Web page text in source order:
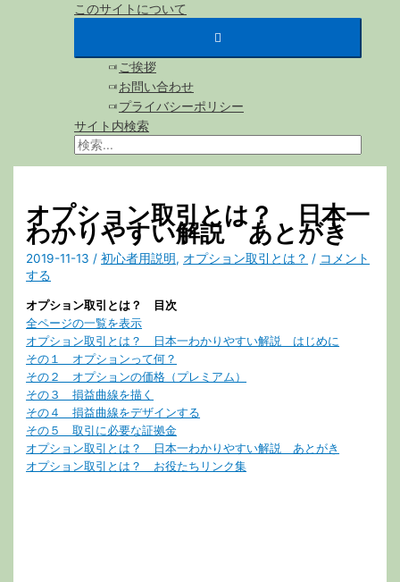
このサイトについて
ご挨拶
お問い合わせ
プライバシーポリシー
サイト内検索
検
オプション取引とは？ 日本一
わかりやすい解説 あとがき
2019-11-13 /初心者用説明, オプション取引とは？ / コメント
する
オプション取引とは？ 目次
全ページの一覧を表示
オプション取引とは？ 日本一わかりやすい解説 はじめに
その１ オプションって何？
その２ オプションの価格（プレミアム）
その３ 損益曲線を描く
その４ 損益曲線をデザインする
その５ 取引に必要な証拠金
オプション取引とは？ 日本一わかりやすい解説 あとがき
オプション取引とは？ お役たちリンク集